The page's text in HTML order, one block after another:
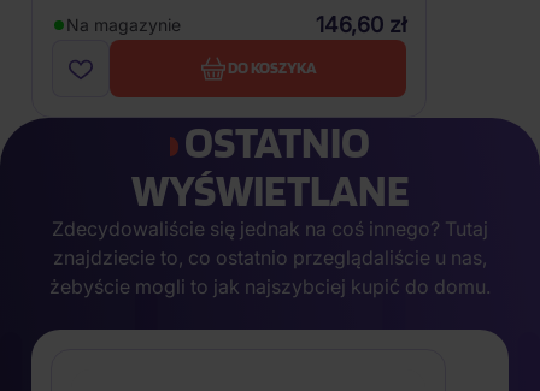
Na magazynie 146,60 zł
DO KOSZYKA
OSTATNIO
WYŚWIETLANE
Zdecydowaliście się jednak na coś innego? Tutaj
znajdziecie to, co ostatnio przeglądaliście u nas,
żebyście mogli to jak najszybciej kupić do domu.